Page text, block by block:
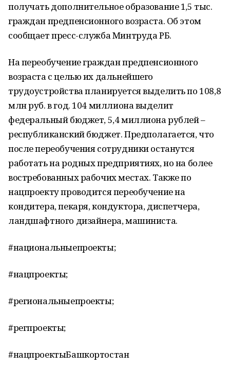
получать дополнительное образование 1,5 тыс.
граждан предпенсионного возраста. Об этом
сообщает пресс-служба Минтруда РБ.
На переобучение граждан предпенсионного
возраста с целью их дальнейшего
трудоустройства планируется выделить по 108,8
млн руб. в год. 104 миллиона выделит
федеральный бюджет, 5,4 миллиона рублей –
республиканский бюджет. Предполагается, что
после переобучения сотрудники останутся
работать на родных предприятиях, но на более
востребованных рабочих местах. Также по
нацпроекту проводится переобучение на
кондитера, пекаря, кондуктора, диспетчера,
ландшафтного дизайнера, машиниста.
#национальныепроекты;
#нацпроекты;
#региональныепроекты;
#регпроекты;
#нацпроектыБашкортостан